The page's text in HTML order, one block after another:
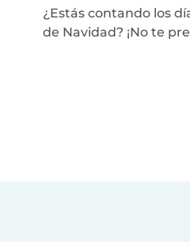
¿Estás contando los
de Navidad? ¡No te